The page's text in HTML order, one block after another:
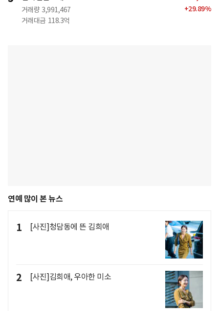
거래량 3,991,467
거래대금 118.3억
+29.89%
연예 많이 본 뉴스
1 [사진]청담동에 뜬 김희애
2 [사진]김희애, 우아한 미소